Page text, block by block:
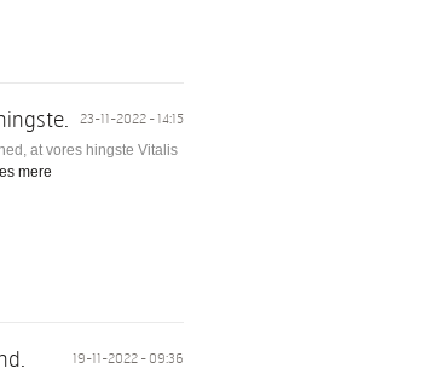
23-11-2022 - 14:15
at vores hingste Vitalis
mere
19-11-2022 - 09:36